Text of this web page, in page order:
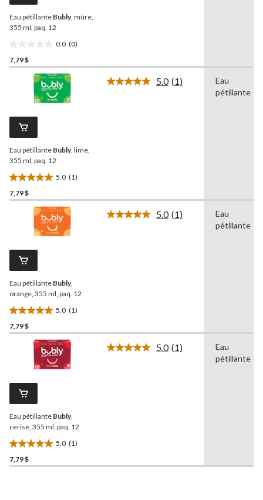
Eau pétillante Bubly, mûre,
355 ml, paq. 12
0.0 (0)
étoile(s)
7,79 $
Eau pétillante Bubly, lime,
355 ml, paq. 12
5.0 (1)
5.0
étoile(s)
7,79 $
5.0 Lire
(1)
Eau
pétillante
Eau pétillante Bubly,
orange, 355 ml, paq. 12
5.0 (1)
5.0
étoile(s)
7,79 $
5.0 Lire
(1)
Eau
pétillante
Eau pétillante Bubly,
cerise, 355 ml, paq. 12
5.0 (1)
5.0
étoile(s)
7,79 $
5.0 Lire
(1)
Eau
pétillante